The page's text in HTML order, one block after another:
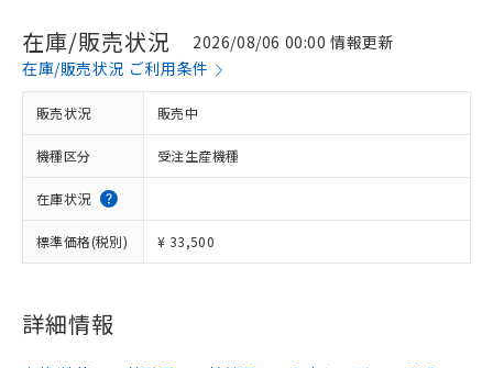
在庫/販売状況
2026/08/06 00:00 情報更新
在庫/販売状況 ご利用条件
販売状況 販売中
機種区分 受注生産機種
在庫状況
標準価格(税別) ¥ 33,500
詳細情報